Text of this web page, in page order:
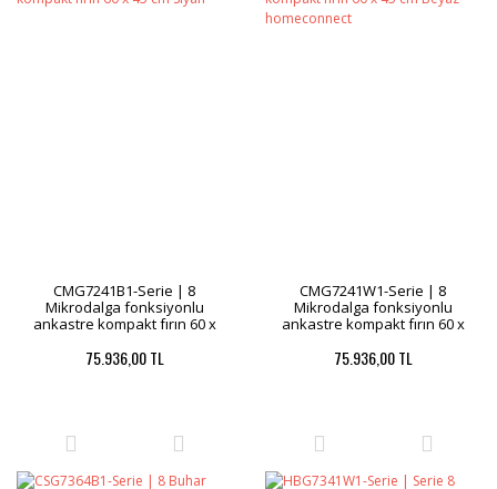
CMG7241B1-Serie | 8
Mikrodalga fonksiyonlu
ankastre kompakt fırın 60 x
75.936,00 TL
CMG7241W1-Serie | 8
Mikrodalga fonksiyonlu
ankastre kompakt fırın 60 x
75.936,00 TL